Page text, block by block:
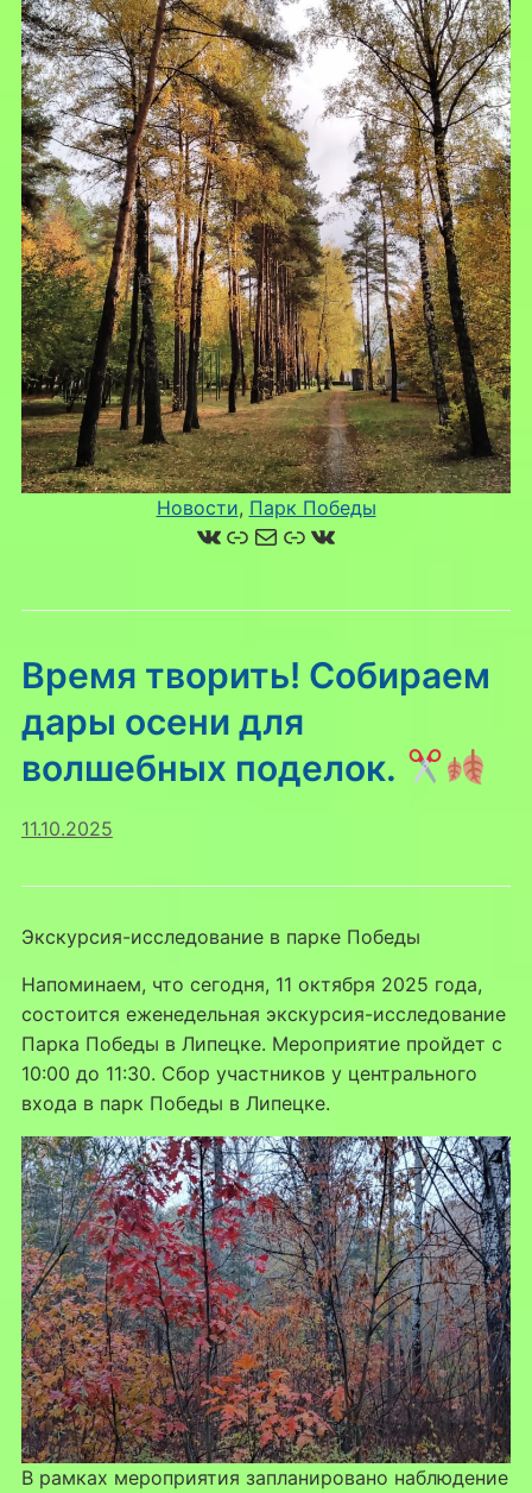
Новости, Парк Победы
ВКонтакте
Ссылка
Почта
Ссылка
ВКонтакте
Время творить! Собираем
дары осени для
волшебных поделок.
11.10.2025
Экскурсия-исследование в парке Победы
Напоминаем, что сегодня, 11 октября 2025 года,
состоится еженедельная экскурсия-исследование
Парка Победы в Липецке. Мероприятие пройдет с
10:00 до 11:30. Сбор участников у центрального
входа в парк Победы в Липецке.
В рамках мероприятия запланировано наблюдение